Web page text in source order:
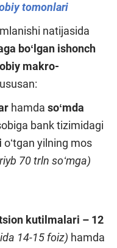
tomonlari
natijasida
boʻlgan ishonch
makro-
hamda soʻmda
bank tizimidagi
oʻtgan yilning mos
70 trln soʻmga)
kutilmalari – 12
14-15 foiz) hamda